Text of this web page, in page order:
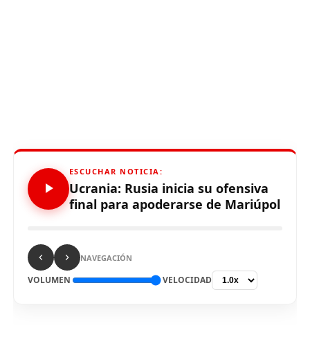
ESCUCHAR NOTICIA:
Ucrania: Rusia inicia su ofensiva
final para apoderarse de Mariúpol
NAVEGACIÓN
VOLUMEN VELOCIDAD